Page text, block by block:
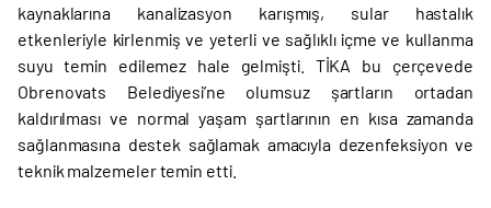
kaynaklarına kanalizasyon karışmış, sular hastalık
etkenleriyle kirlenmiş ve yeterli ve sağlıklı içme ve kullanma
suyu temin edilemez hale gelmişti. TİKA bu çerçevede
Obrenovats Belediyesi’ne olumsuz şartların ortadan
kaldırılması ve normal yaşam şartlarının en kısa zamanda
sağlanmasına destek sağlamak amacıyla dezenfeksiyon ve
teknik malzemeler temin etti.